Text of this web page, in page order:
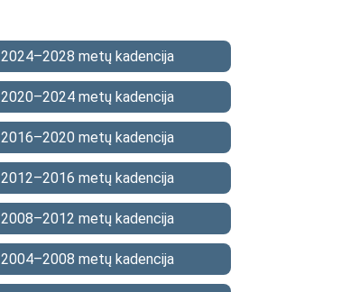
2024–2028 metų kadencija
2020–2024 metų kadencija
2016–2020 metų kadencija
2012–2016 metų kadencija
2008–2012 metų kadencija
2004–2008 metų kadencija